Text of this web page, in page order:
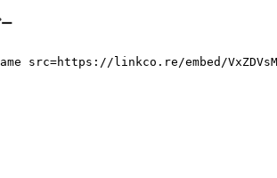
src=https://linkco.re/embed/